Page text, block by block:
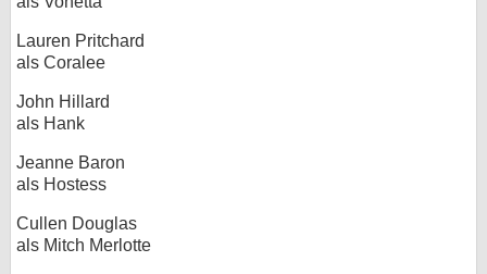
Lauren Pritchard
als Coralee
John Hillard
als Hank
Jeanne Baron
als Hostess
Cullen Douglas
als Mitch Merlotte